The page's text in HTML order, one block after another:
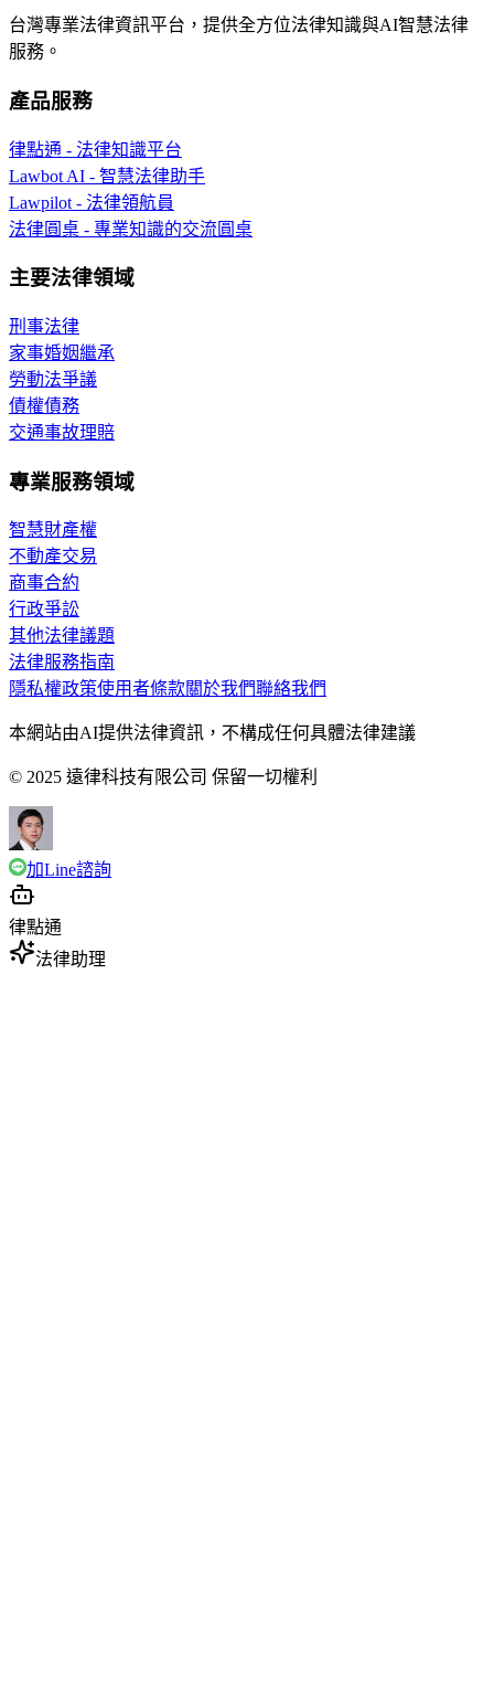
台灣專業法律資訊平台，提供全方位法律知識與AI智慧法律
服務。
產品服務
律點通 - 法律知識平台
Lawbot AI - 智慧法律助手
Lawpilot - 法律領航員
法律圓桌 - 專業知識的交流圓桌
主要法律領域
刑事法律
家事婚姻繼承
勞動法爭議
債權債務
交通事故理賠
專業服務領域
智慧財產權
不動產交易
商事合約
行政爭訟
其他法律議題
法律服務指南
隱私權政策使用者條款關於我們聯絡我們
本網站由AI提供法律資訊，不構成任何具體法律建議
© 2025 遠律科技有限公司 保留一切權利
加Line諮詢
律點通
法律助理